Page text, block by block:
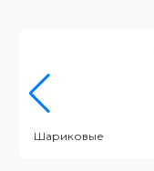
Шариковые